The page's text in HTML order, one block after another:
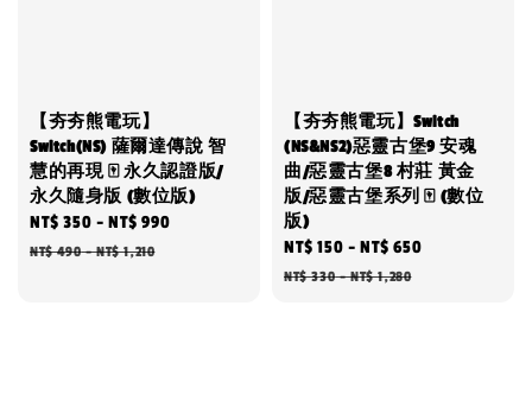
【夯夯熊電玩】
Switch(NS) 薩爾達傳說 智
慧的再現 🀄 永久認證版/
永久隨身版 (數位版)
Sale
price
NT$ 350 -NT$ 990
NT$ 490-NT$ 1,210
【夯夯熊電玩】Switch
(NS&NS2)惡靈古堡9 安魂
曲/惡靈古堡8 村莊 黃金
版/惡靈古堡系列 🀄 (數位
版)
Sale
price
NT$ 150 -NT$ 650
NT$ 330-NT$ 1,280